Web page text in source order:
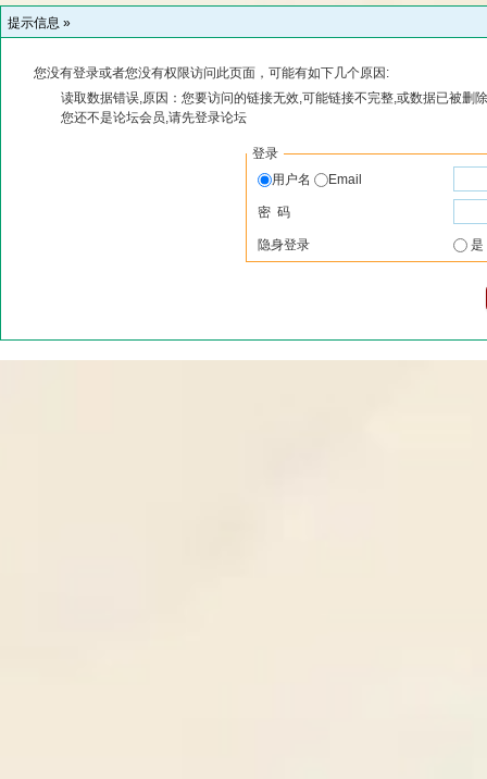
提示信息 »
您没有登录或者您没有权限访问此页面，可能有如下几个原因:
读取数据错误,原因：您要访问的链接无效,可能链接不完整,或数据已被删
您还不是论坛会员,请先登录论坛
登录
用户名
Email
密 码
隐身登录